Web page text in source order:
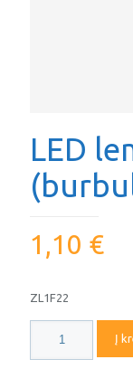
LED
1,10 €
ZL1F22
kiekis:
LED
Į